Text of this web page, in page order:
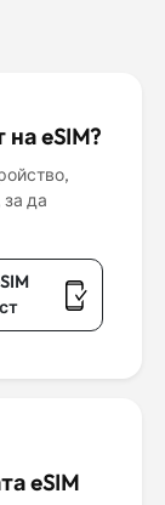
eSIM?
да
eSIM